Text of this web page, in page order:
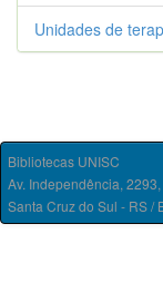
Unidades de
Bibliotecas UNISC
Av. Independência,
Santa Cruz do Sul - RS /